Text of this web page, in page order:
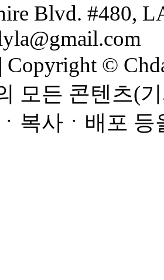
Blvd. #480,
| Copyright ©
모든 콘텐츠(
복사ㆍ배포 등